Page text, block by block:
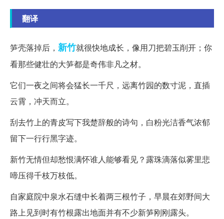
翻译
笋壳落掉后， 新竹就很快地成长，像用刀把碧玉削开；你
看那些健壮的大笋都是奇伟非凡之材。
它们一夜之间将会猛长一千尺，远离竹园的数寸泥，直插
云霄，冲天而立。
刮去竹上的青皮写下我楚辞般的诗句，白粉光洁香气浓郁
留下一行行黑字迹。
新竹无情但却愁恨满怀谁人能够看见？露珠滴落似雾里悲
啼压得千枝万枝低。
自家庭院中泉水石缝中长着两三根竹子，早晨在郊野间大
路上见到时有竹根露出地面并有不少新笋刚刚露头。